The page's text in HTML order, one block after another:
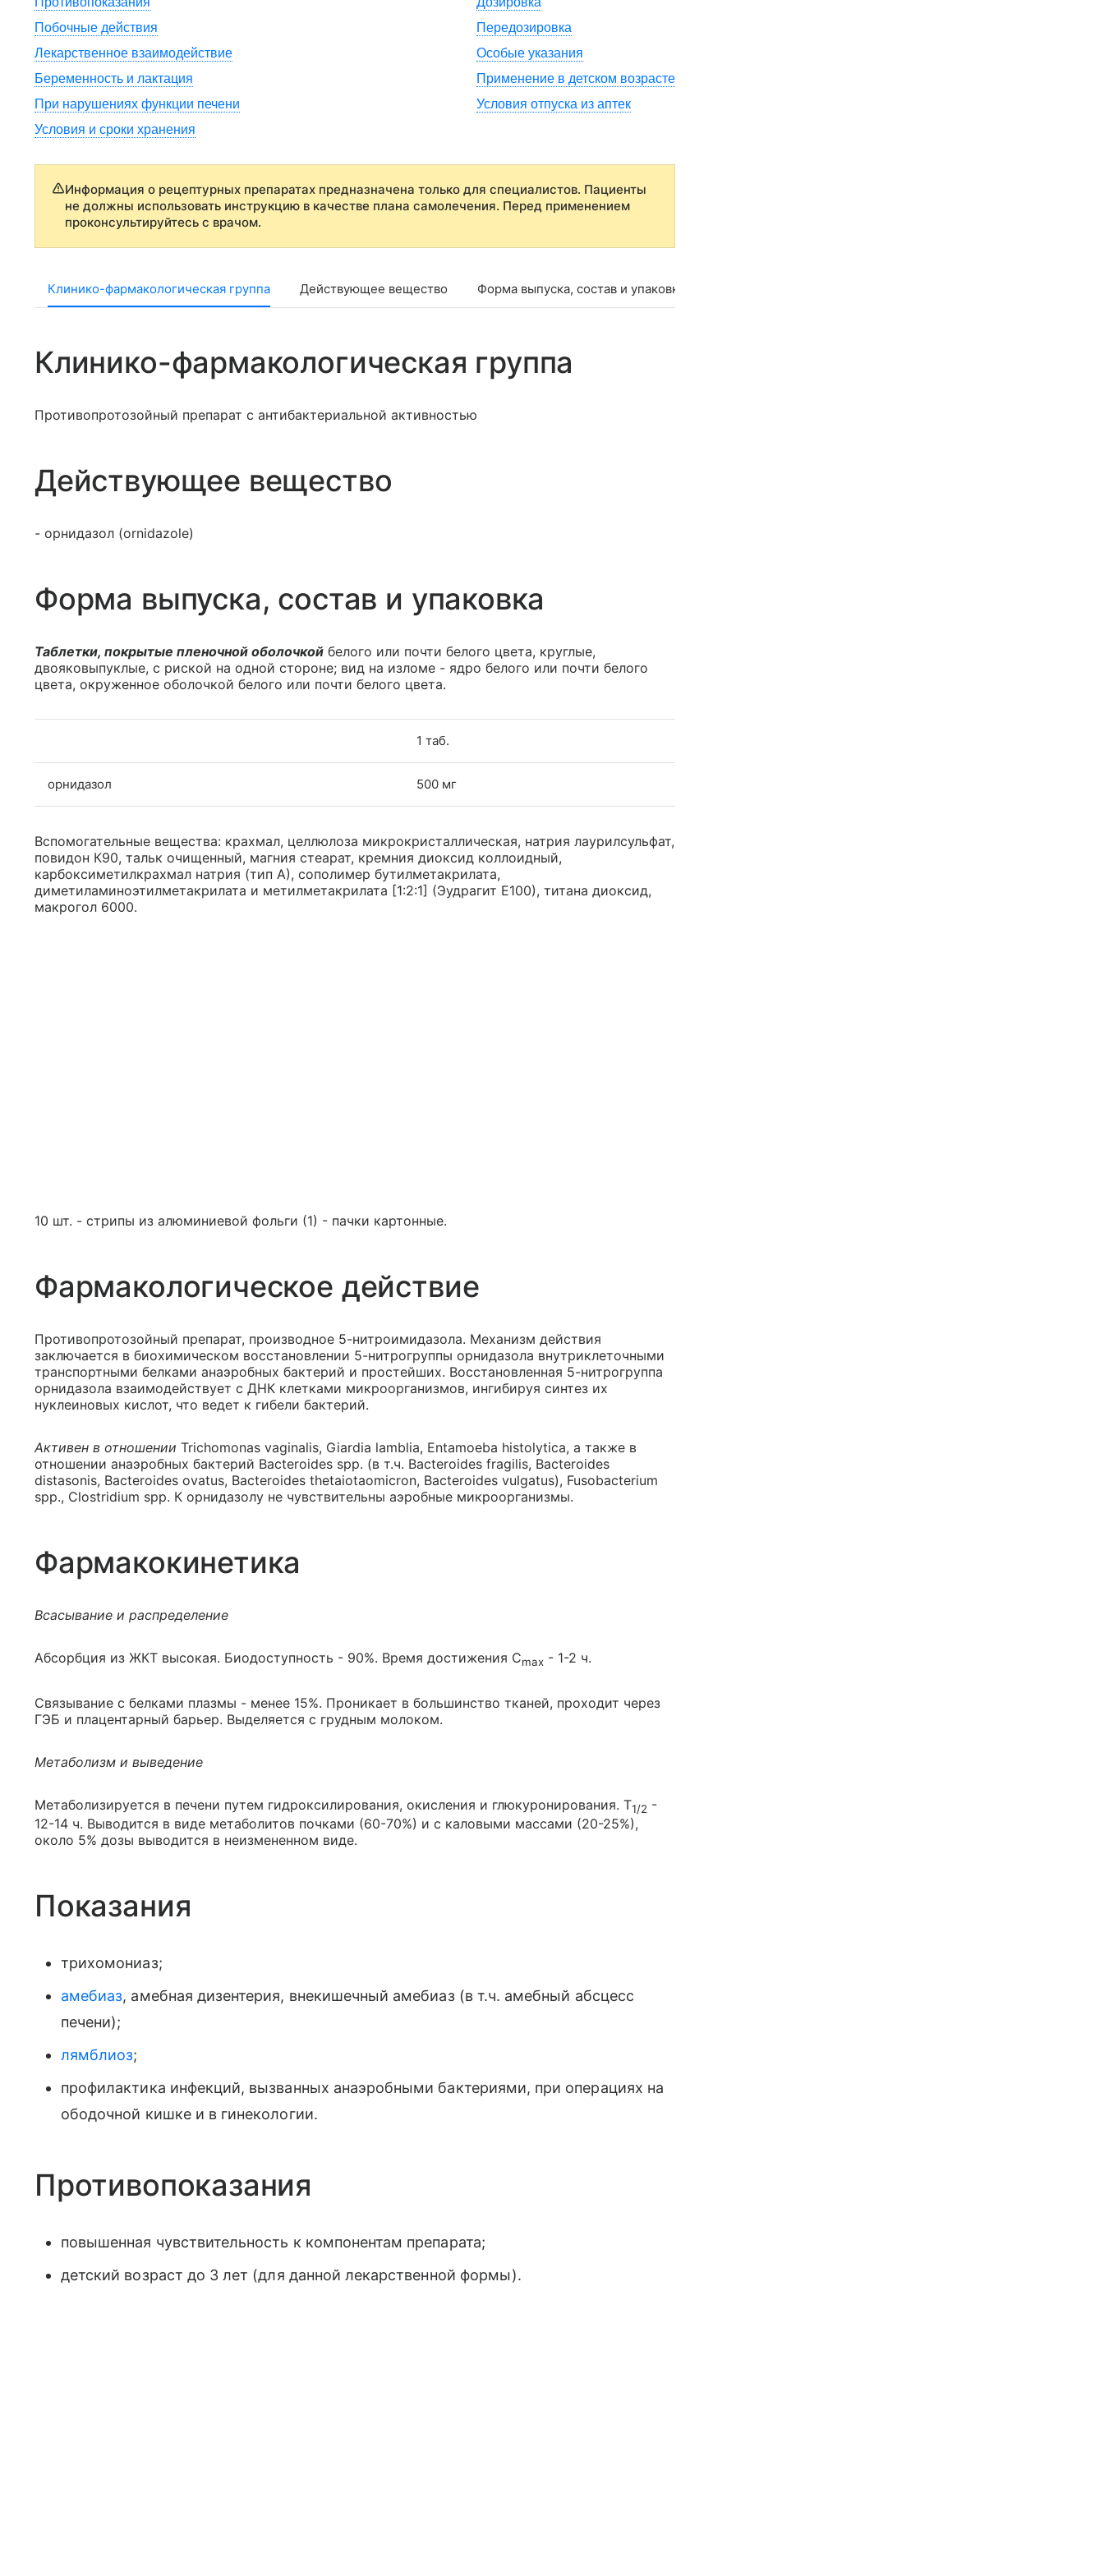
Побочные действия
Передозировка
Лекарственное взаимодействие
Особые указания
Беременность и лактация
Применение в детском возрасте
При нарушениях функции печени
Условия отпуска из аптек
Условия и сроки хранения
Информация о рецептурных препаратах предназначена только для специалистов. Пациенты
не должны использовать инструкцию в качестве плана самолечения. Перед применением
проконсультируйтесь с врачом.
Клинико-фармакологическая группа Действующее вещество Форма выпуска, состав и упаковка
Клинико-фармакологическая группа
Противопротозойный препарат с антибактериальной активностью
Действующее вещество
- орнидазол (ornidazole)
Форма выпуска, состав и упаковка
Таблетки, покрытые пленочной оболочкой белого или почти белого цвета, круглые,
двояковыпуклые, с риской на одной стороне; вид на изломе - ядро белого или почти белого
цвета, окруженное оболочкой белого или почти белого цвета.
1 таб.
орнидазол 500 мг
Вспомогательные вещества: крахмал, целлюлоза микрокристаллическая, натрия лаурилсульфат,
повидон К90, тальк очищенный, магния стеарат, кремния диоксид коллоидный,
карбоксиметилкрахмал натрия (тип А), сополимер бутилметакрилата,
диметиламиноэтилметакрилата и метилметакрилата [1:2:1] (Эудрагит Е100), титана диоксид,
макрогол 6000.
10 шт. - стрипы из алюминиевой фольги (1) - пачки картонные.
Фармакологическое действие
Противопротозойный препарат, производное 5-нитроимидазола. Механизм действия
заключается в биохимическом восстановлении 5-нитрогруппы орнидазола внутриклеточными
транспортными белками анаэробных бактерий и простейших. Восстановленная 5-нитрогруппа
орнидазола взаимодействует с ДНК клетками микроорганизмов, ингибируя синтез их
нуклеиновых кислот, что ведет к гибели бактерий.
Активен в отношении Trichomonas vaginalis, Giardia lamblia, Entamoeba histolytica, а также в
отношении анаэробных бактерий Bacteroides spp. (в т.ч. Bacteroides fragilis, Bacteroides
distasonis, Bacteroides ovatus, Bacteroides thetaiotaomicron, Bacteroides vulgatus), Fusobacterium
spp., Clostridium spp. К орнидазолу не чувствительны аэробные микроорганизмы.
Фармакокинетика
Всасывание и распределение
Абсорбция из ЖКТ высокая. Биодоступность - 90%. Время достижения Cmax - 1-2 ч.
Связывание с белками плазмы - менее 15%. Проникает в большинство тканей, проходит через
ГЭБ и плацентарный барьер. Выделяется с грудным молоком.
Метаболизм и выведение
Метаболизируется в печени путем гидроксилирования, окисления и глюкуронирования. T1/2 -
12-14 ч. Выводится в виде метаболитов почками (60-70%) и с каловыми массами (20-25%),
около 5% дозы выводится в неизмененном виде.
Показания
трихомониаз;
амебиаз, амебная дизентерия, внекишечный амебиаз (в т.ч. амебный абсцесс
печени);
лямблиоз;
профилактика инфекций, вызванных анаэробными бактериями, при операциях на
ободочной кишке и в гинекологии.
Противопоказания
повышенная чувствительность к компонентам препарата;
детский возраст до 3 лет (для данной лекарственной формы).